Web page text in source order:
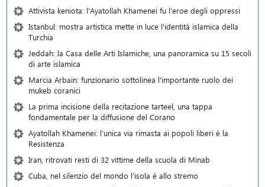
Attivista keniota: l'Ayatollah Khamenei fu l'eroe degli oppressi
Istanbul: mostra artistica mette in luce l'identità islamica della
Turchia
Jeddah: la Casa delle Arti Islamiche, una panoramica su 15 secoli
di arte islamica
Marcia Arbain: funzionario sottolinea l'importante ruolo dei
mukeb coranici
La prima incisione della recitazione tarteel, una tappa
fondamentale per la diffusione del Corano
Ayatollah Khamenei: l’unica via rimasta ai popoli liberi è la
Resistenza
Iran, ritrovati resti di 32 vittime della scuola di Minab
Cuba, nel silenzio del mondo l’isola è allo stremo